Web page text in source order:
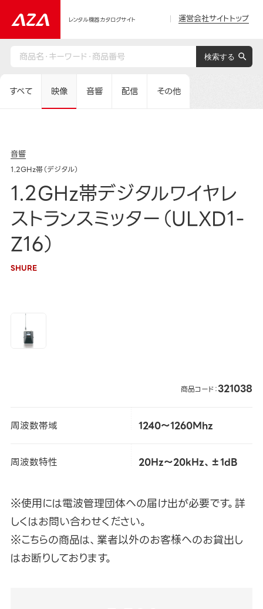
レンタル機器カタログサイト 運営会社サイトトップ
すべて 映像 音響 配信 その他
音響
1.2GHz帯（デジタル）
1.2GHz帯デジタルワイヤレ
ストランスミッター（ULXD1-
Z16）
SHURE
商品コード：321038
周波数帯域 1240～1260Mhz
周波数特性 20Hz～20kHz、±1dB
※使用には電波管理団体への届け出が必要です。詳
しくはお問い合わせください。
※こちらの商品は、業者以外のお客様へのお貸出し
はお断りしております。